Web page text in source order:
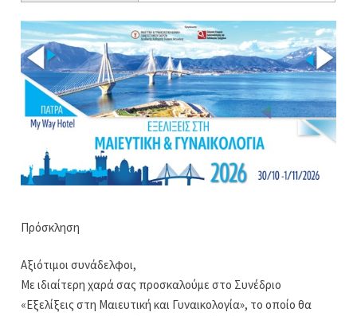
Πρόσκληση
Αξιότιμοι συνάδελφοι,
Με ιδιαίτερη χαρά σας προσκαλούμε στο Συνέδριο
«Εξελίξεις στη Μαιευτική και Γυναικολογία», το οποίο θα